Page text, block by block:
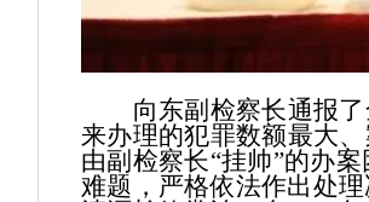
向东副检察长通报了
来办理的犯罪数额最大
由副检察长“挂帅”的办
难题，严格依法作出处